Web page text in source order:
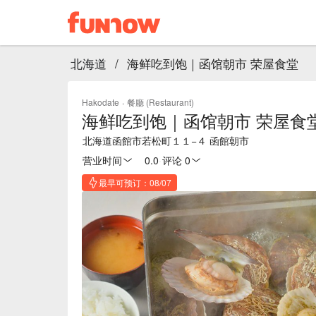
北海道 / 海鲜吃到饱｜函馆朝市 荣屋食堂
Hakodate · 餐廳 (Restaurant)
海鲜吃到饱｜函馆朝市 荣屋食
北海道函館市若松町１１−４ 函館朝市
营业时间
0.0 评论 0
最早可预订：08/07